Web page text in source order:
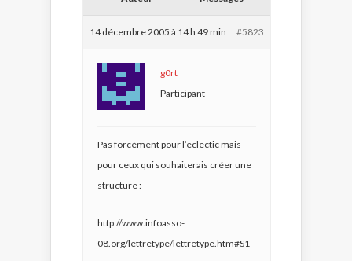
14 décembre 2005 à 14 h 49 min #5823
g0rt
Participant
Pas forcément pour l’eclectic mais
pour ceux qui souhaiterais créer une
structure :
http://www.infoasso-
08.org/lettretype/lettretype.htm#S1